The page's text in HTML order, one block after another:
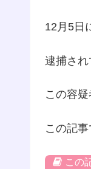
12月5日
逮捕され
この容疑
この記
この